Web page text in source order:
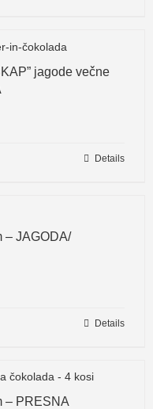
jagode večne
Details
– JAGODA/
Details
– PRESNA